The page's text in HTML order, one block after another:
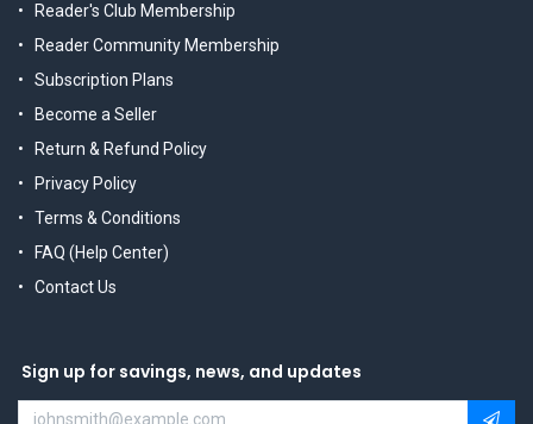
Reader's Club Membership
Reader Community Membership
Subscription Plans
Become a Seller
Return & Refund Policy
Privacy Policy
Terms & Conditions
FAQ (Help Center)
Contact Us
Sign up for savings, news, and updates